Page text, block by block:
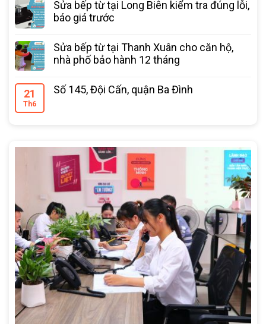
Sửa bếp từ tại Long Biên kiểm tra đúng lỗi,
báo giá trước
Sửa bếp từ tại Thanh Xuân cho căn hộ,
nhà phố bảo hành 12 tháng
21
Th6
Số 145, Đội Cấn, quận Ba Đình